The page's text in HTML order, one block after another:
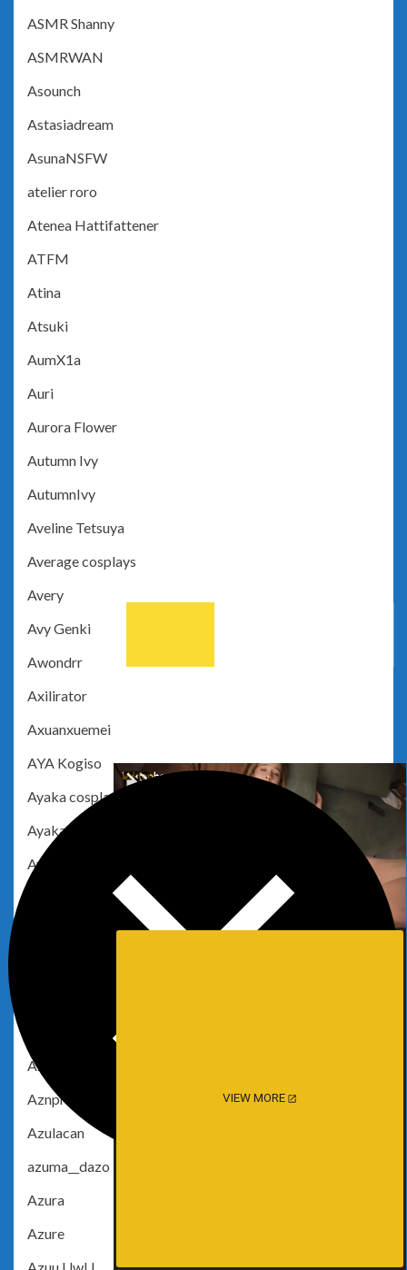
VIEW MORE
ASMR Shanny
ASMRWAN
Asounch
Astasiadream
AsunaNSFW
atelier roro
Atenea Hattifattener
ATFM
Atina
Atsuki
AumX1a
Auri
Aurora Flower
Autumn Ivy
AutumnIvy
Aveline Tetsuya
Average cosplays
Avery
Avy Genki
Awondrr
Axilirator
Axuanxuemei
AYA Kogiso
Ayaka cosplay
Ayaka Moe
Ayame
Ayame Haruka
Azami San
Aznproblems
Azulacan
azuma__dazo
Azura
Azure